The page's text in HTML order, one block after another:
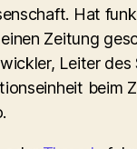
Hat
Zeitung
Leiter des
beim